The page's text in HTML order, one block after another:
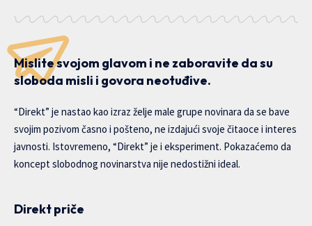
Mislite svojom glavom i ne zaboravite da su
sloboda misli i govora neotuđive.
“Direkt” je nastao kao izraz želje male grupe novinara da se bave
svojim pozivom časno i pošteno, ne izdajući svoje čitaoce i interes
javnosti. Istovremeno, “Direkt” je i eksperiment. Pokazaćemo da
koncept slobodnog novinarstva nije nedostižni ideal.
Direkt priče